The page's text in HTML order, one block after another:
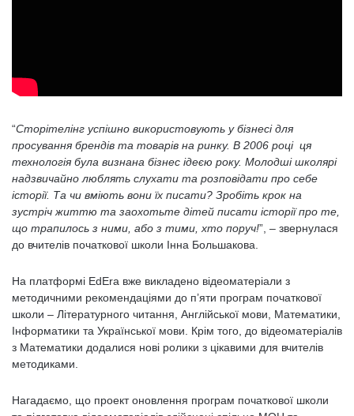
“Сторітелінг успішно використовують у бізнесі для
просування брендів та товарів на ринку. В 2006 році ця
технологія була визнана бізнес ідеєю року. Молодші школярі
надзвичайно люблять слухати та розповідати про себе
історії. Та чи вміють вони їх писати? Зробіть крок на
зустріч життю та заохотьте дітей писати історії про те,
що трапилось з ними, або з тими, хто поруч!”, – звернулася
до вчителів початкової школи Інна Большакова.
На платформі EdEra вже викладено відеоматеріали з
методичними рекомендаціями до п’яти програм початкової
школи – Літературного читання, Англійської мови, Математики,
Інформатики та Української мови. Крім того, до відеоматеріалів
з Математики додалися нові ролики з цікавими для вчителів
методиками.
Нагадаємо, що проект оновлення програм початкової школи